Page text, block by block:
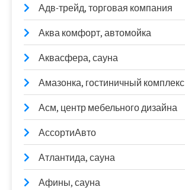
Адв-трейд, торговая компания
Аква комфорт, автомойка
Аквасфера, сауна
Амазонка, гостиничный комплекс
Асм, центр мебельного дизайна
АссортиАвто
Атлантида, сауна
Афины, сауна